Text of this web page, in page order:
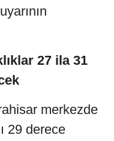
27 ila 31
merkezde
29 derece